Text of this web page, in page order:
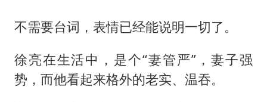
不需要台词，表情已经能说明一切了。
徐亮在生活中，是个“妻管严”，妻子强
势，而他看起来格外的老实、温吞。